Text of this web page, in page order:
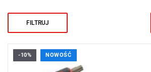
FILTRUJ
• Zakres zestawu: 2,5 - 8 mm
• Ilość elementów: 6
-10% NOWOŚĆ